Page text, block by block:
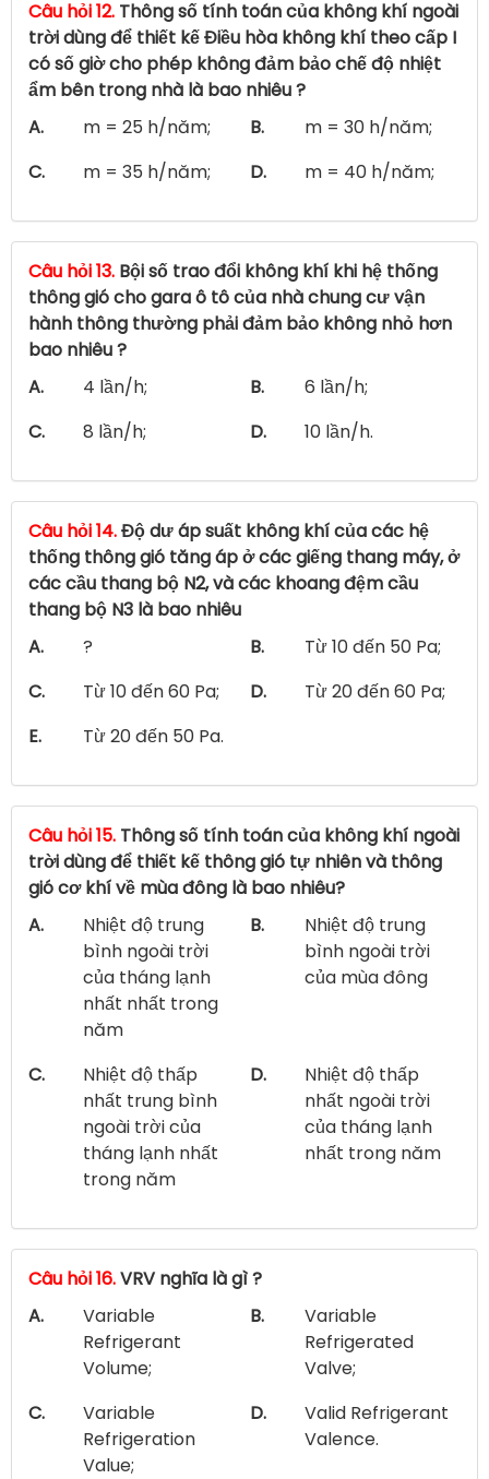
Câu hỏi 12. Thông số tính toán của không khí ngoài
trời dùng để thiết kế Điều hòa không khí theo cấp I
có số giờ cho phép không đảm bảo chế độ nhiệt
ẩm bên trong nhà là bao nhiêu ?
A.
m = 25 h/năm; B.
m = 30 h/năm;
C.
m = 35 h/năm; D. m = 40 h/năm;
Câu hỏi 13. Bội số trao đổi không khí khi hệ thống
thông gió cho gara ô tô của nhà chung cư vận
hành thông thường phải đảm bảo không nhỏ hơn
bao nhiêu ?
A.
4 lần/h; B.
6 lần/h;
C.
8 lần/h; D. 10 lần/h.
Câu hỏi 14.Độ dư áp suất không khí của các hệ
thống thông gió tăng áp ở các giếng thang máy, ở
các cầu thang bộ N2, và các khoang đệm cầu
thang bộ N3 là bao nhiêu
A.
? B.
Từ 10 đến 50 Pa;
C.
Từ 10 đến 60 Pa; D.
Từ 20 đến 60 Pa;
E.
Từ 20 đến 50 Pa.
Câu hỏi 15. Thông số tính toán của không khí ngoài
trời dùng để thiết kế thông gió tự nhiên và thông
gió cơ khí về mùa đông là bao nhiêu?
A.
Nhiệt độ trung
bình ngoài trời
của tháng lạnh
nhất nhất trong
năm
B.
Nhiệt độ trung
bình ngoài trời
của mùa đông
C.
Nhiệt độ thấp
nhất trung bình
ngoài trời của
tháng lạnh nhất
trong năm
D.
Nhiệt độ thấp
nhất ngoài trời
của tháng lạnh
nhất trong năm
Câu hỏi 16.VRV nghĩa là gì ?
A.
Variable
Refrigerant
Volume;
B.
Variable
Refrigerated
Valve;
C.
Variable
Refrigeration
Value;
D.
Valid Refrigerant
Valence.